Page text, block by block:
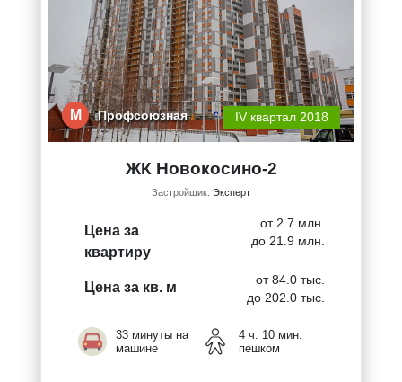
М Профсоюзная IV квартал 2018
ЖК Новокосино-2
Застройщик: Эксперт
Цена за
квартиру
от 2.7 млн.
до 21.9 млн.
Цена за кв. м
от 84.0 тыс.
до 202.0 тыс.
33 минуты на
машине
4 ч. 10 мин.
пешком